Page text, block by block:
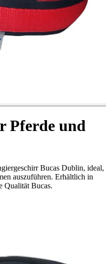
Pferde und
Bucas Dublin, ideal,
auszuführen. Erhältlich in
Qualität Bucas.